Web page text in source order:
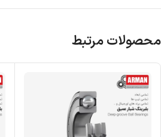
محصولات مرتبط